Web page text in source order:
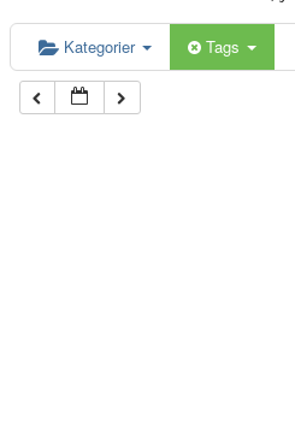
Kategorier Tags